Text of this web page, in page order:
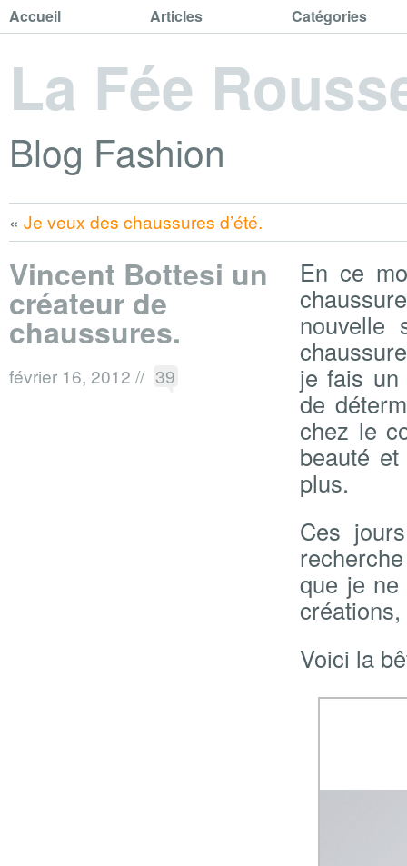
Accueil Articles Catégories
La Fée
Blog Fashion
« Je veux des chaussures d’été.
Vincent Bottesi un
créateur de
chaussures.
février 16, 2012 // 39
En ce
nouvelle
je fais un
de
chez le
beauté
plus.
Ces
que je ne
Voici la